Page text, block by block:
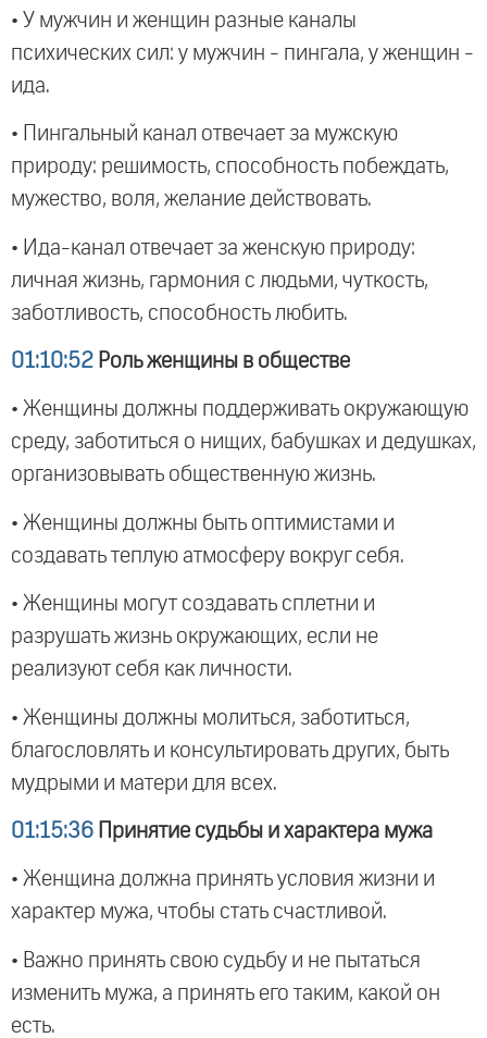
• У мужчин и женщин разные каналы
психических сил: у мужчин - пингала, у женщин -
ида.
• Пингальный канал отвечает за мужскую
природу: решимость, способность побеждать,
мужество, воля, желание действовать.
• Ида-канал отвечает за женскую природу:
личная жизнь, гармония с людьми, чуткость,
заботливость, способность любить.
01:10:52 Роль женщины в обществе
• Женщины должны поддерживать окружающую
среду, заботиться о нищих, бабушках и дедушках,
организовывать общественную жизнь.
• Женщины должны быть оптимистами и
создавать теплую атмосферу вокруг себя.
• Женщины могут создавать сплетни и
разрушать жизнь окружающих, если не
реализуют себя как личности.
• Женщины должны молиться, заботиться,
благословлять и консультировать других, быть
мудрыми и матери для всех.
01:15:36 Принятие судьбы и характера мужа
• Женщина должна принять условия жизни и
характер мужа, чтобы стать счастливой.
• Важно принять свою судьбу и не пытаться
изменить мужа, а принять его таким, какой он
есть.